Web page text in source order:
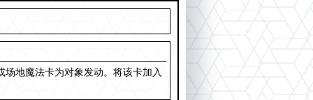
地魔法卡为对象发动。将该卡加入